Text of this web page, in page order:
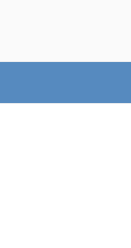
ン
へ